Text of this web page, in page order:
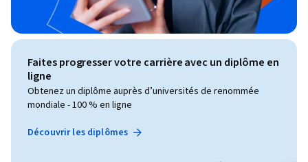
Faites progresser votre carrière avec un diplôme en
ligne
Obtenez un diplôme auprès d’universités de renommée
mondiale - 100 % en ligne
Découvrir les diplômes